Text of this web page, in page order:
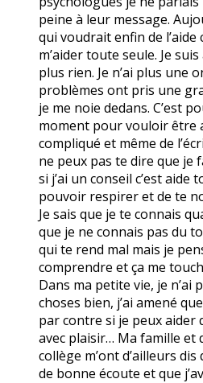
peine à leur message.
qui voudrait enfin de l’aide
m’aider toute seule. Je
plus rien. Je n’ai plus une
problèmes ont pris une
je me noie dedans. C’est
moment pour vouloir être
compliqué et même de
ne peux pas te dire que je
si j’ai un conseil c’est aide
pouvoir respirer et de te
Je sais que je te connais
que je ne connais pas du
qui te rend mal mais je
comprendre et ça me
Dans ma petite vie, je n’ai
choses bien, j’ai amené
par contre si je peux aider
avec plaisir… Ma famille et
collège m’ont d’ailleurs dis
de bonne écoute et que